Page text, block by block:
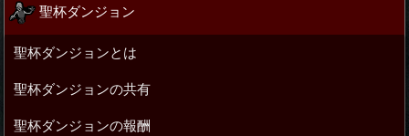
聖杯ダンジョン
聖杯ダンジョンとは
聖杯ダンジョンの共有
聖杯ダンジョンの報酬